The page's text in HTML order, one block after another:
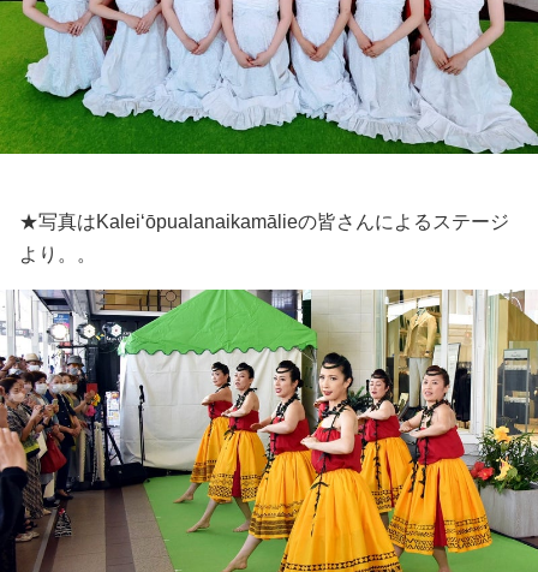
★写真はKaleiʻōpualanaikamālieの皆さんによるステージ
より。。